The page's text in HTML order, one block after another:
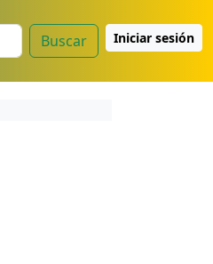
Buscar Iniciar sesión